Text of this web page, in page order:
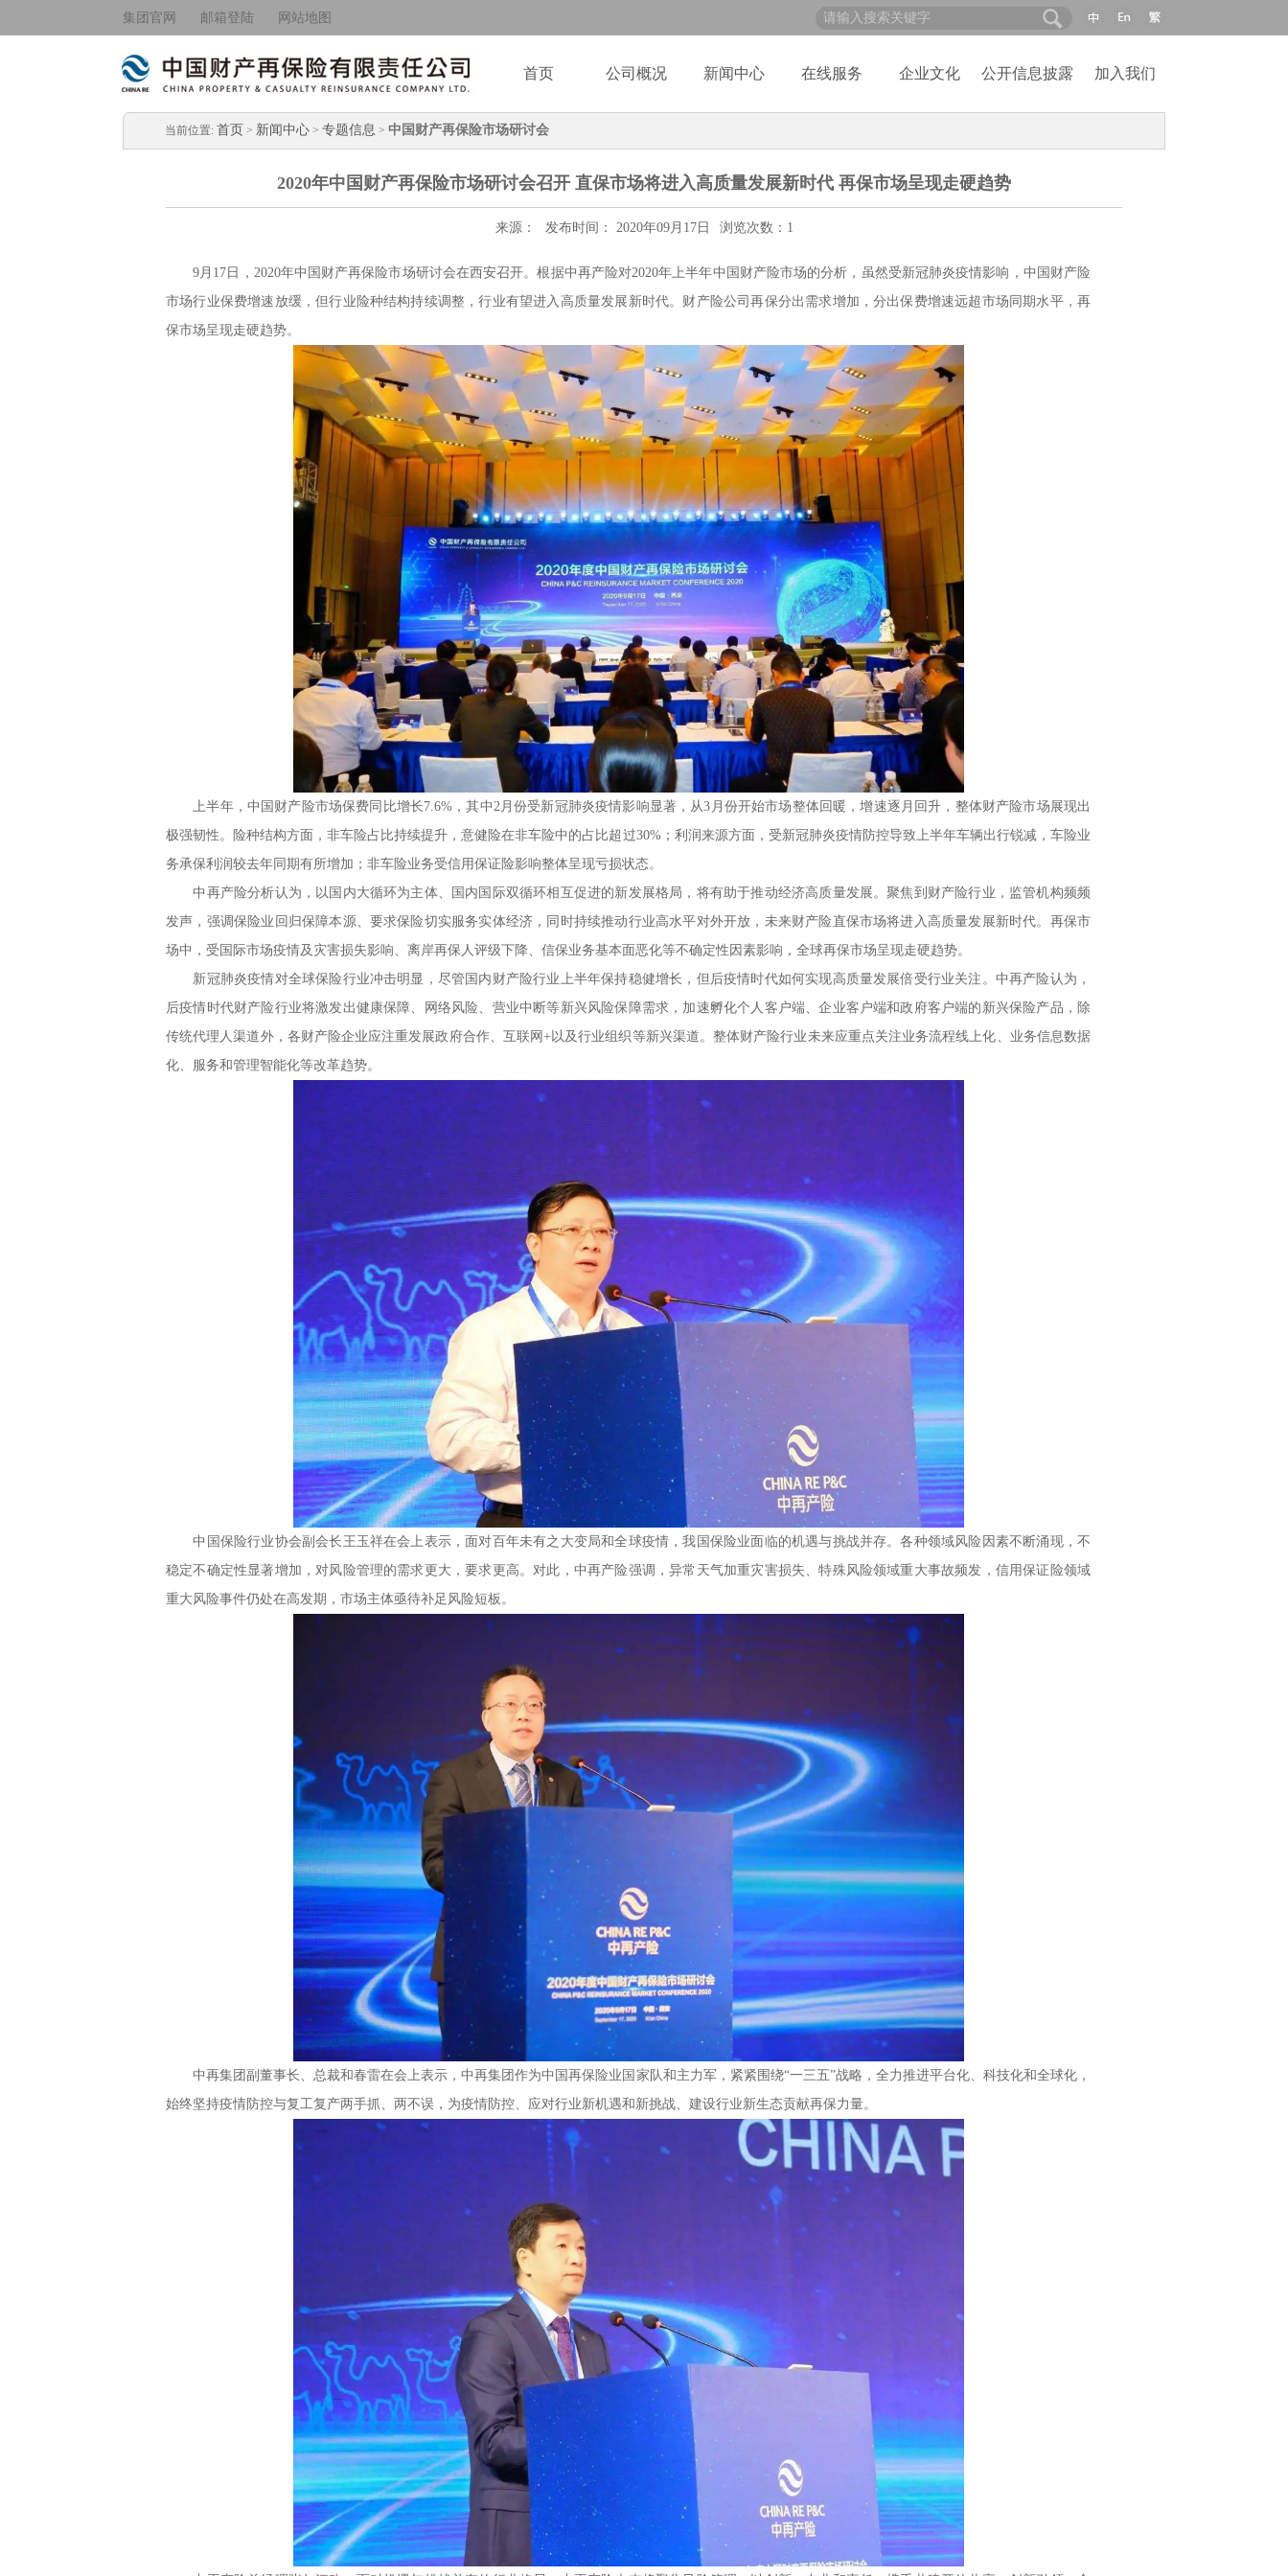
集团官网 邮箱登陆 网站地图
首页 公司概况 新闻中心 在线服务 企业文化 公开信息披露 加入我们
当前位置: 首页 > 新闻中心 > 专题信息 > 中国财产再保险市场研讨会
2020年中国财产再保险市场研讨会召开 直保市场将进入高质量发展新时代 再保市场呈现走硬趋势
来源： 发布时间： 2020年09月17日 浏览次数： 1
9月17日，2020年中国财产再保险市场研讨会在西安召开。根据中再产险对2020年上半年中国财产险市场的分析，虽然受新冠肺炎疫情影响，中国财产险
市场行业保费增速放缓，但行业险种结构持续调整，行业有望进入高质量发展新时代。财产险公司再保分出需求增加，分出保费增速远超市场同期水平，再
保市场呈现走硬趋势。
上半年，中国财产险市场保费同比增长7.6%，其中2月份受新冠肺炎疫情影响显著，从3月份开始市场整体回暖，增速逐月回升，整体财产险市场展现出
极强韧性。险种结构方面，非车险占比持续提升，意健险在非车险中的占比超过30%；利润来源方面，受新冠肺炎疫情防控导致上半年车辆出行锐减，车险业
务承保利润较去年同期有所增加；非车险业务受信用保证险影响整体呈现亏损状态。
中再产险分析认为，以国内大循环为主体、国内国际双循环相互促进的新发展格局，将有助于推动经济高质量发展。聚焦到财产险行业，监管机构频频
发声，强调保险业回归保障本源、要求保险切实服务实体经济，同时持续推动行业高水平对外开放，未来财产险直保市场将进入高质量发展新时代。再保市
场中，受国际市场疫情及灾害损失影响、离岸再保人评级下降、信保业务基本面恶化等不确定性因素影响，全球再保市场呈现走硬趋势。
新冠肺炎疫情对全球保险行业冲击明显，尽管国内财产险行业上半年保持稳健增长，但后疫情时代如何实现高质量发展倍受行业关注。中再产险认为，
后疫情时代财产险行业将激发出健康保障、网络风险、营业中断等新兴风险保障需求，加速孵化个人客户端、企业客户端和政府客户端的新兴保险产品，除
传统代理人渠道外，各财产险企业应注重发展政府合作、互联网+以及行业组织等新兴渠道。整体财产险行业未来应重点关注业务流程线上化、业务信息数据
化、服务和管理智能化等改革趋势。
中国保险行业协会副会长王玉祥在会上表示，面对百年未有之大变局和全球疫情，我国保险业面临的机遇与挑战并存。各种领域风险因素不断涌现，不
稳定不确定性显著增加，对风险管理的需求更大，要求更高。对此，中再产险强调，异常天气加重灾害损失、特殊风险领域重大事故频发，信用保证险领域
重大风险事件仍处在高发期，市场主体亟待补足风险短板。
中再集团副董事长、总裁和春雷在会上表示，中再集团作为中国再保险业国家队和主力军，紧紧围绕“一三五”战略，全力推进平台化、科技化和全球化，
始终坚持疫情防控与复工复产两手抓、两不误，为疫情防控、应对行业新机遇和新挑战、建设行业新生态贡献再保力量。